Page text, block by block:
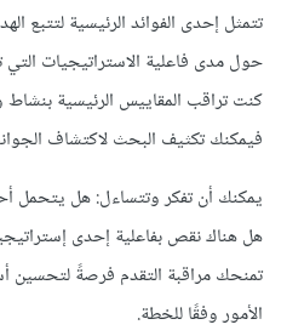
تتمثل إحدى الفوائد الرئيسية
حول مدى فاعلية الاستراتيجيات التي
كنت تراقب المقاييس الرئيسية بنشاط
فيمكنك تكثيف البحث لاكتشاف
يمكنك أن تفكر وتتساءل: هل يتحمل
هل هناك نقص بفاعلية إحدى
تمنحك مراقبة التقدم فرصةً لتحسين
الأمور وفقًا للخطة.